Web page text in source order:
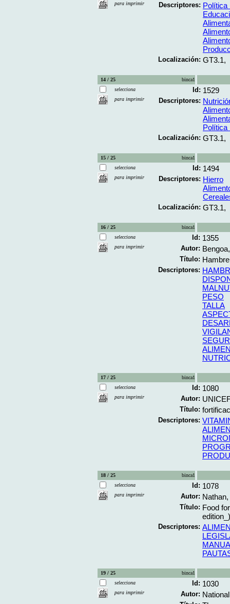
para imprimir
Descriptores: Política
Localización: GT3.1,
14 / 25
binca1
selecciona
para imprimir
Id: 1529
Descriptores:
Política
Localización: GT3.1,
15 / 25
binca1
selecciona
para imprimir
Id: 1494
Descriptores: Hierro
Localización: GT3.1,
16 / 25
binca1
selecciona
para imprimir
Id: 1355
Autor:
Título:
Descriptores:
PESO
TALLA
17 / 25
binca1
selecciona
para imprimir
Id: 1080
Autor:
Título:
Descriptores:
18 / 25
binca1
selecciona
para imprimir
Id: 1078
Autor:
Título: Food
Descriptores:
19 / 25
binca1
selecciona
para imprimir
Id: 1030
Autor: